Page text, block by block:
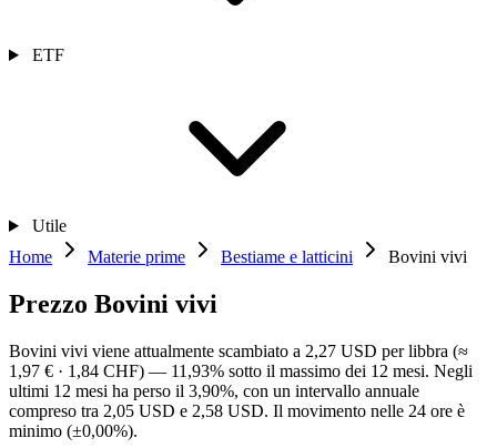
ETF
Utile
Home
Materie prime Bestiame e latticini Bovini vivi
Prezzo Bovini vivi
Bovini vivi viene attualmente scambiato a 2,27 USD per libbra (≈
1,97 € · 1,84 CHF) — 11,93% sotto il massimo dei 12 mesi. Negli
ultimi 12 mesi ha perso il 3,90%, con un intervallo annuale
compreso tra 2,05 USD e 2,58 USD. Il movimento nelle 24 ore è
minimo (±0,00%).